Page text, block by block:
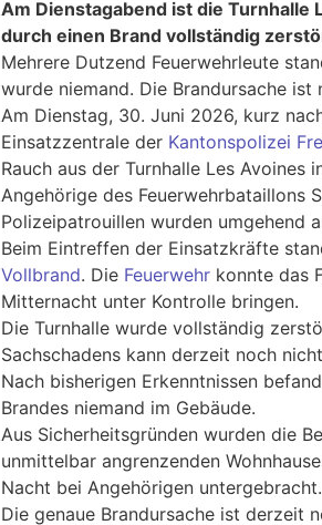
Am Dienstagabend ist die Turnhalle
durch einen Brand vollständig
Mehrere Dutzend Feuerwehrleute
wurde niemand. Die Brandursache ist
Am Dienstag, 30. Juni 2026, kurz
Einsatzzentrale der Kantonspolizei
Rauch aus der Turnhalle Les Avoines
Angehörige des Feuerwehrbataillons
Polizeipatrouillen wurden umgehend
Beim Eintreffen der Einsatzkräfte
Vollbrand. Die Feuerwehr konnte das
Mitternacht unter Kontrolle bringen.
Die Turnhalle wurde vollständig
Sachschadens kann derzeit noch
Nach bisherigen Erkenntnissen
Brandes niemand im Gebäude.
Aus Sicherheitsgründen wurden die
unmittelbar angrenzenden
Nacht bei Angehörigen untergebracht.
Die genaue Brandursache ist derzeit